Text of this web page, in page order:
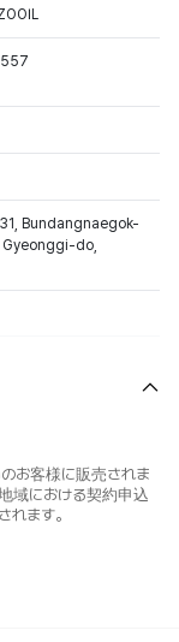
Bundangnaegok-
do,
お客様に販売されま
域における契約申込
ます。